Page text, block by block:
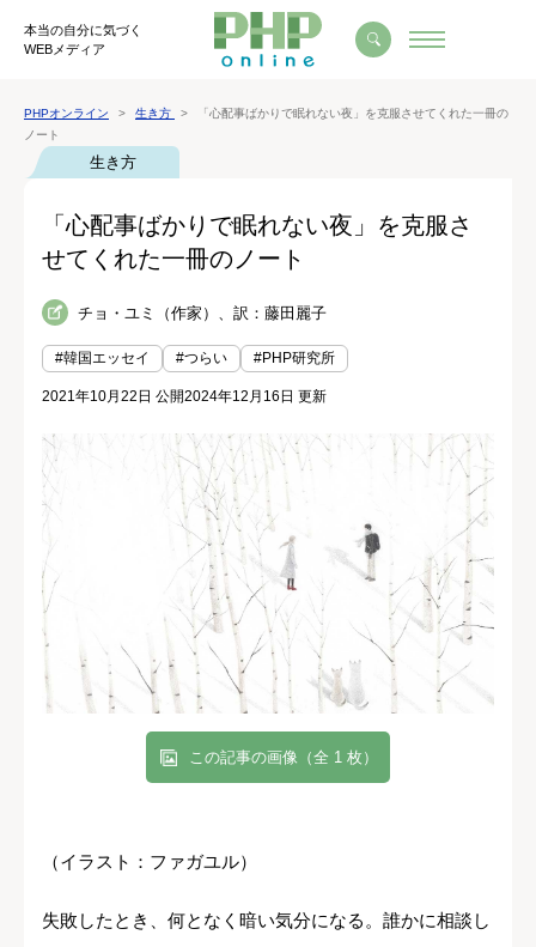
本当の自分に気づく
WEBメディア
PHPオンライン 生き方
「心配事ばかりで眠れない夜」を克服させてくれた一冊の
ノート
生き方
「心配事ばかりで眠れない夜」を克服さ
せてくれた一冊のノート
チョ・ユミ（作家）、訳：藤田麗子
#韓国エッセイ #つらい #PHP研究所
2021年10月22日 公開2024年12月16日 更新
この記事の画像（全 1 枚）
（イラスト：ファガユル）
失敗したとき、何となく暗い気分になる。誰かに相談し